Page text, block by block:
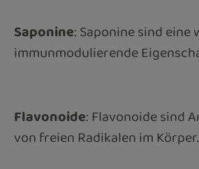
Saponine: Saponine sind
immunmodulierende
Flavonoide: Flavonoide sind
von freien Radikalen im Körper.